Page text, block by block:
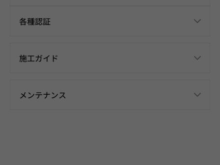
各種認証
施工ガイド
メンテナンス